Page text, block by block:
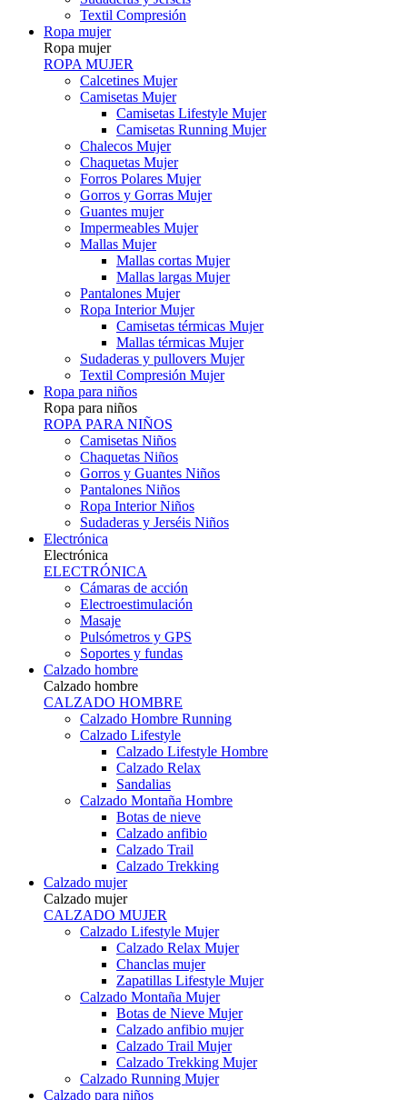
Textil Compresión
Ropa mujer
Ropa mujer
ROPA MUJER
Calcetines Mujer
Camisetas Mujer
Camisetas Lifestyle Mujer
Camisetas Running Mujer
Chalecos Mujer
Chaquetas Mujer
Forros Polares Mujer
Gorros y Gorras Mujer
Guantes mujer
Impermeables Mujer
Mallas Mujer
Mallas cortas Mujer
Mallas largas Mujer
Pantalones Mujer
Ropa Interior Mujer
Camisetas térmicas Mujer
Mallas térmicas Mujer
Sudaderas y pullovers Mujer
Textil Compresión Mujer
Ropa para niños
Ropa para niños
ROPA PARA NIÑOS
Camisetas Niños
Chaquetas Niños
Gorros y Guantes Niños
Pantalones Niños
Ropa Interior Niños
Sudaderas y Jerséis Niños
Electrónica
Electrónica
ELECTRÓNICA
Cámaras de acción
Electroestimulación
Masaje
Pulsómetros y GPS
Soportes y fundas
Calzado hombre
Calzado hombre
CALZADO HOMBRE
Calzado Hombre Running
Calzado Lifestyle
Calzado Lifestyle Hombre
Calzado Relax
Sandalias
Calzado Montaña Hombre
Botas de nieve
Calzado anfibio
Calzado Trail
Calzado Trekking
Calzado mujer
Calzado mujer
CALZADO MUJER
Calzado Lifestyle Mujer
Calzado Relax Mujer
Chanclas mujer
Zapatillas Lifestyle Mujer
Calzado Montaña Mujer
Botas de Nieve Mujer
Calzado anfibio mujer
Calzado Trail Mujer
Calzado Trekking Mujer
Calzado Running Mujer
Calzado para niños